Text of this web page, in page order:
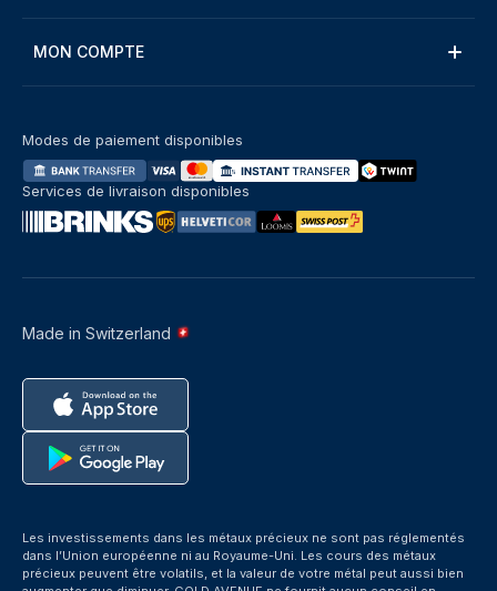
MON COMPTE
Made in Switzerland
Modes de paiement disponibles
Services de livraison disponibles
Les investissements dans les métaux précieux ne sont pas réglementés
dans l’Union européenne ni au Royaume-Uni. Les cours des métaux
précieux peuvent être volatils, et la valeur de votre métal peut aussi bien